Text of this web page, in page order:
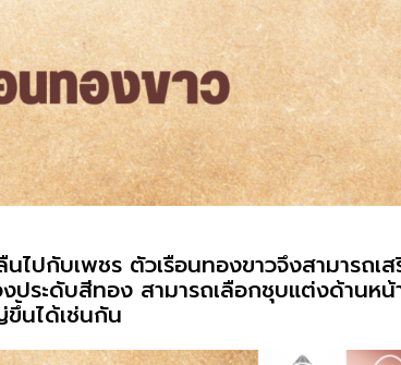
ไปกับเพชร ตัวเรือนทองขาวจึงสามารถเ
ประดับสีทอง สามารถเลือกชุบแต่งด้านหน้
ขึ้นได้เช่นกัน